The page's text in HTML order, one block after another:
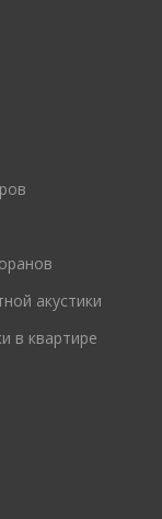
акустики
в квартире